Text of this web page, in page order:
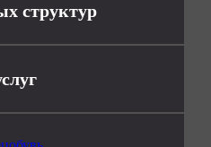
структур